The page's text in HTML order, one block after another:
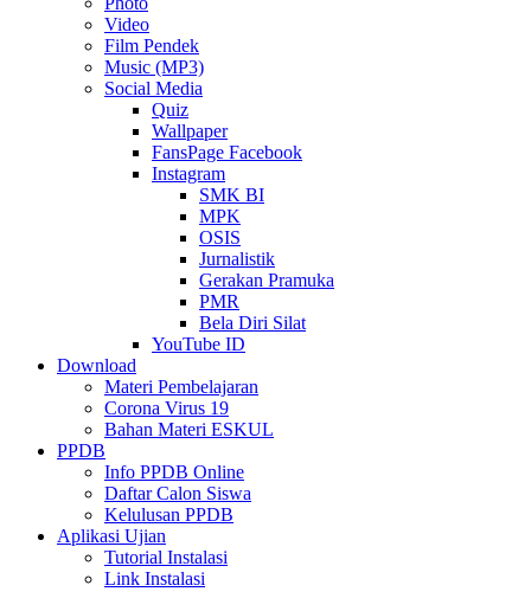
Video
Film Pendek
Music (MP3)
Social Media
Quiz
Wallpaper
FansPage Facebook
Instagram
SMK BI
MPK
OSIS
Jurnalistik
Gerakan Pramuka
PMR
Bela Diri Silat
YouTube ID
Download
Materi Pembelajaran
Corona Virus 19
Bahan Materi ESKUL
PPDB
Info PPDB Online
Daftar Calon Siswa
Kelulusan PPDB
Aplikasi Ujian
Tutorial Instalasi
Link Instalasi